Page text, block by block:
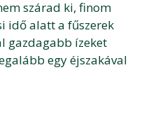
szárad ki, finom
idő alatt a fűszerek
gazdagabb ízeket
egy éjszakával